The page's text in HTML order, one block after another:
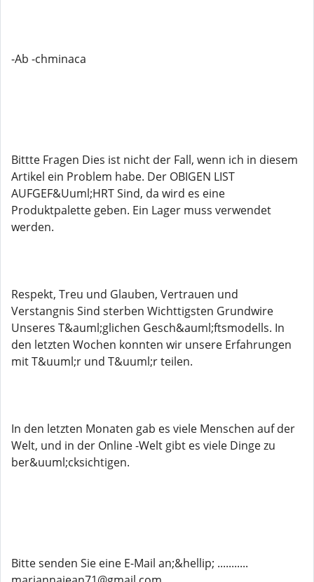
-Ab -chminaca
Bittte Fragen Dies ist nicht der Fall, wenn ich in diesem
Artikel ein Problem habe. Der OBIGEN LIST
AUFGEF&Uuml;HRT Sind, da wird es eine
Produktpalette geben. Ein Lager muss verwendet
werden.
Respekt, Treu und Glauben, Vertrauen und
Verstangnis Sind sterben Wichttigsten Grundwire
Unseres T&auml;glichen Gesch&auml;ftsmodells. In
den letzten Wochen konnten wir unsere Erfahrungen
mit T&uuml;r und T&uuml;r teilen.
In den letzten Monaten gab es viele Menschen auf der
Welt, und in der Online -Welt gibt es viele Dinge zu
ber&uuml;cksichtigen.
Bitte senden Sie eine E-Mail an;&hellip; ...........